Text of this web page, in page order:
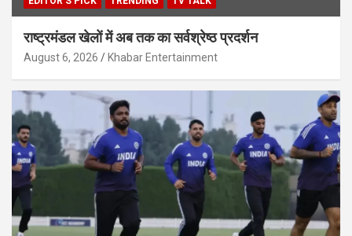
राष्ट्रमंडल खेलों में अब तक का सर्वश्रेष्ठ प्रदर्शन
August 6, 2026 Khabar Entertainment